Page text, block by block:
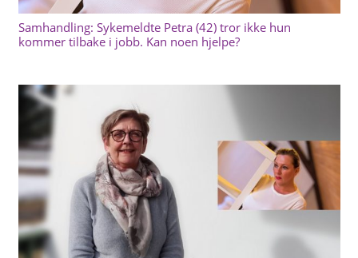
Samhandling: Sykemeldte Petra (42) tror ikke hun
kommer tilbake i jobb. Kan noen hjelpe?